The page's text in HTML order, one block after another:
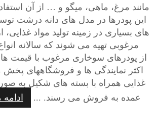
مانند مرغ، ماهی، میگو و … از آن
این پودرها در مدل های دانه درشت
های بسیاری در زمینه تولید مواد غذایی،
مرغوبی تهیه می شوند که سالانه
از پودرهای سوخاری مرغوب با قیمت
اکثر نمایندگی ها و فروشگاههای
غذایی همراه با بسته های شکیل به
عمده به فروش می رسند. ...